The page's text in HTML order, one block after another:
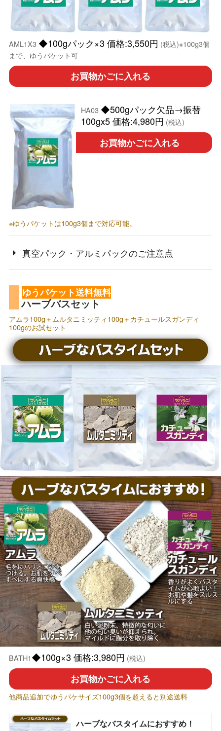
AML1X3 ◆100gパック×3 価格:3,550円 (税込)※100g3個
まで、ゆうパケット可
お買物かごに入れる
HA03 ◆500gパック欠品→振替
100gx5 価格:4,980円 (税込)
お買物かごに入れる
※ゆうパケットは100g3個まで対応可能。
真空パック・アルミパックのご注意点
ゆうパケット送料無料
ハーブバスセット
アムラ100g＋ムルタニミッティ100g＋カチュールスガンディ
100gのお試セット
BATH1◆100g×3 価格:3,980円 (税込)
お買物かごに入れる
他商品追加でゆうパケサイズ100g3個を超えると別途送料
ハーブなバスタイムにおすすめ！